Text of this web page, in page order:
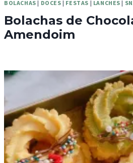
BOLACHAS | DOCES | FESTAS | LANCHES |
Bolachas de
Amendoim